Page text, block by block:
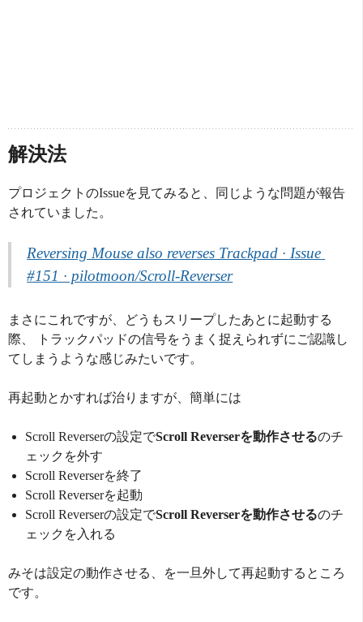
解決法
プロジェクトのIssueを見てみると、同じような問題が報告
されていました。
Reversing Mouse also reverses Trackpad · Issue
#151 · pilotmoon/Scroll-Reverser
まさにこれですが、どうもスリープしたあとに起動する
際、 トラックパッドの信号をうまく捉えられずにご認識し
てしまうような感じみたいです。
再起動とかすれば治りますが、簡単には
Scroll Reverserの設定でScroll Reverserを動作させるのチ
ェックを外す
Scroll Reverserを終了
Scroll Reverserを起動
Scroll Reverserの設定でScroll Reverserを動作させるのチ
ェックを入れる
みそは設定の動作させる、を一旦外して再起動するところ
です。